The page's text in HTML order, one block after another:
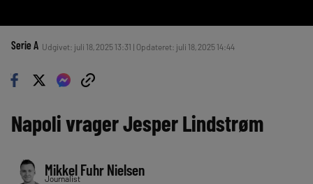
Serie A Udgivet: juli 18, 2025 13:31 | Opdateret: juli 18, 2025 14:44
Napoli vrager Jesper Lindstrøm
Mikkel Fuhr Nielsen
Journalist